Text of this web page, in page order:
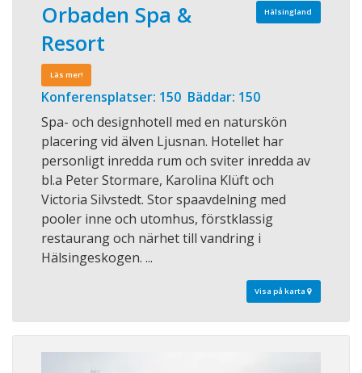
Hälsingland
Orbaden Spa &
Resort
Läs mer!
Konferensplatser: 150 Bäddar: 150
Spa- och designhotell med en naturskön
placering vid älven Ljusnan. Hotellet har
personligt inredda rum och sviter inredda av
bl.a Peter Stormare, Karolina Klüft och
Victoria Silvstedt. Stor spaavdelning med
pooler inne och utomhus, förstklassig
restaurang och närhet till vandring i
Hälsingeskogen. ...
Visa på karta